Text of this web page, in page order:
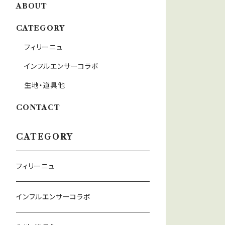
ABOUT
CATEGORY
フィリーニュ
インフルエンサーコラボ
生地・道具他
CONTACT
CATEGORY
フィリーニュ
インフルエンサーコラボ